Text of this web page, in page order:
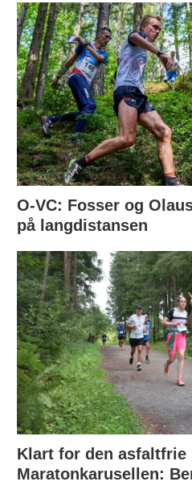
O-VC: Fosser og
på langdistansen
Klart for den asfaltfrie
Maratonkarusellen: